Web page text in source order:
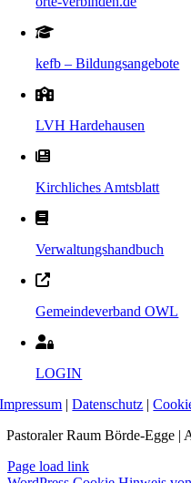
kefb – Bildungsangebote
LVH Hardehausen
Kirchliches Amtsblatt
Verwaltungshandbuch
Gemeindeverband OWL
LOGIN
Impressum |Datenschutz |
Pastoraler Raum Börde-Egge |
Page load link